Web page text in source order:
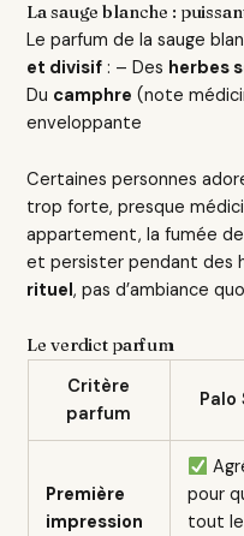
La sauge blanche :
Le parfum de la sauge
et divisif : – Des herbes
Du camphre (note
enveloppante
Certaines personnes
trop forte, presque
appartement, la fumée
et persister pendant des
rituel, pas d’ambiance
Le verdict parfum
Critère
parfum
Palo
Première
impression
pour
tout le